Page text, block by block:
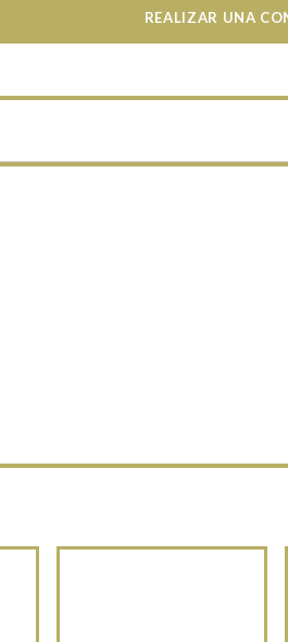
REALIZAR UNA